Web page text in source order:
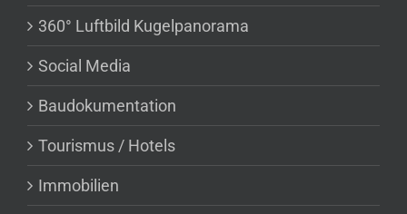
360° Luftbild Kugelpanorama
Social Media
Baudokumentation
Tourismus / Hotels
Immobilien